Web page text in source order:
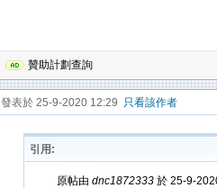
贊助計劃查詢
發表於 25-9-2020 12:29 只看該作者
引用:
原帖由 dnc1872333於 25-9-